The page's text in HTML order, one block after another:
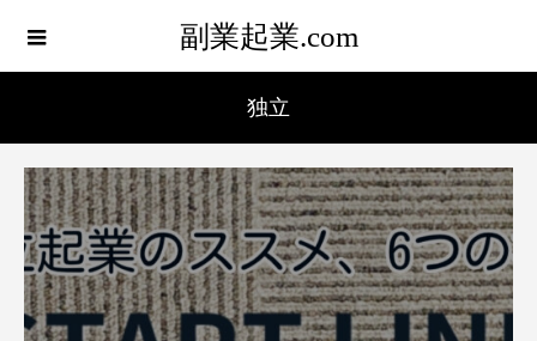
副業起業.com
独立